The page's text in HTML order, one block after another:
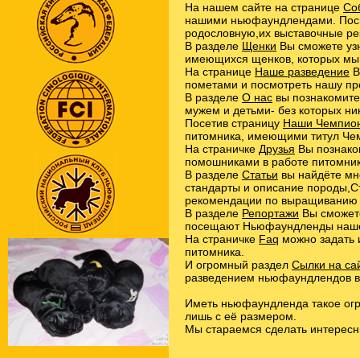
На нашем сайте на странице
нашими ньюфаундлендами.
родословную,их выставочные
В разделе Щенки Вы сможете
имеющихся щенков, которых
На странице Наше разведение
пометами и посмотреть нашу
В разделе О нас вы
мужем и детьми- без которых
Посетив страницу Наши
питомника, имеющими титул
На страничке Друзья Вы
помошниками в работе
В разделе Статьи вы найдёте
стандарты и описание
рекомендации по выращиванию
В разделе Репортажи Вы
посещают Ньюфаундленды
На страничке Faq можно задать
питомника.
И огромный раздел Сылки на
разведением ньюфаундлендов
Иметь ньюфаундленда такое
лишь с её размером.
Мы стараемся сделать